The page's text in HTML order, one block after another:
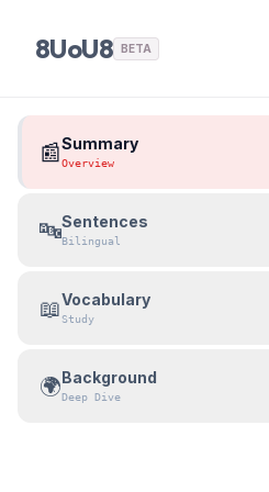
8UoU8 BETA
📰Summary
Overview
🔤Sentences
Bilingual
📖Vocabulary
Study
🌍Background
Deep Dive